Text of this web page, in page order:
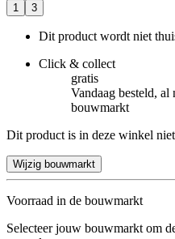
1 3
Dit product wordt niet
Click & collect
gratis
Vandaag besteld,
bouwmarkt
Dit product is in deze winkel
Wijzig bouwmarkt
Voorraad in de bouwmarkt
Selecteer jouw bouwmarkt om